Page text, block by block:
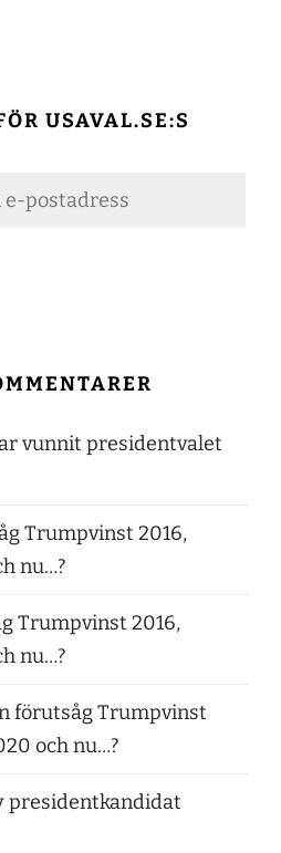
USAVAL.SE:S
vunnit presidentvalet
Trumpvinst 2016,
nu…?
Trumpvinst 2016,
nu…?
förutsåg Trumpvinst
och nu…?
presidentkandidat